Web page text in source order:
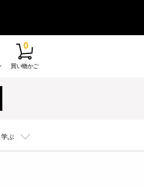
買い物かご
0
ぶ